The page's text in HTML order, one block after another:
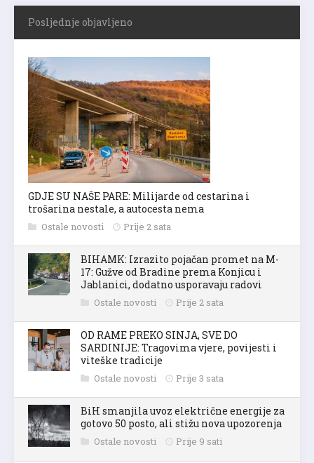
Posljednje objavljeno
GDJE SU NAŠE PARE: Milijarde od cestarina i
trošarina nestale, a autocesta nema
Ostale novosti Prije 2 sata
BIHAMK: Izrazito pojačan promet na M-
17: Gužve od Bradine prema Konjicu i
Jablanici, dodatno usporavaju radovi
Ostale novosti Prije 2 sata
OD RAME PREKO SINJA, SVE DO
SARDINIJE: Tragovima vjere, povijesti i
viteške tradicije
Ostale novosti Prije 3 sata
BiH smanjila uvoz električne energije za
gotovo 50 posto, ali stižu nova upozorenja
Ostale novosti Prije 9 sati